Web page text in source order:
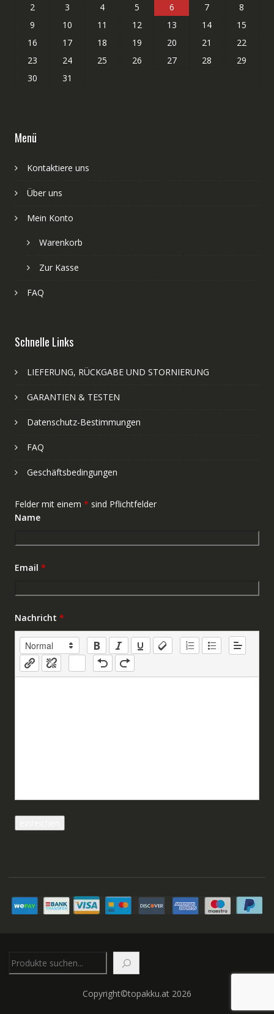
2
3 4 5 6 7
8
9
10 11 12 13 14
15
16
17 18 19 20 21
22
23
24 25 26 27 28
29
30
31
Menü
Kontaktiere uns
Über uns
Mein Konto
Warenkorb
Zur Kasse
FAQ
Schnelle Links
LIEFERUNG, RÜCKGABE UND STORNIERUNG
GARANTIEN & TESTEN
Datenschutz-Bestimmungen
FAQ
Geschäftsbedingungen
Felder mit einem * sind Pflichtfelder
Name
Email *
Nachricht *
Copyright©topakku.at 2026